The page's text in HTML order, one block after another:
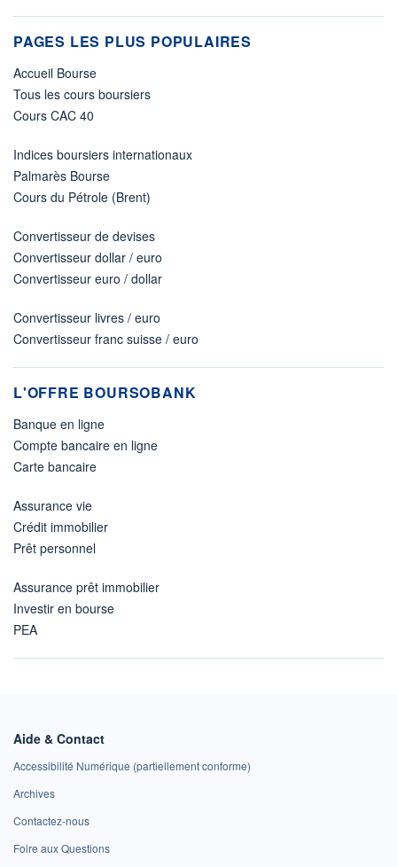
PAGES LES PLUS POPULAIRES
Accueil Bourse
Tous les cours boursiers
Cours CAC 40
Indices boursiers internationaux
Palmarès Bourse
Cours du Pétrole (Brent)
Convertisseur de devises
Convertisseur dollar / euro
Convertisseur euro / dollar
Convertisseur livres / euro
Convertisseur franc suisse / euro
L'OFFRE BOURSOBANK
Banque en ligne
Compte bancaire en ligne
Carte bancaire
Assurance vie
Crédit immobilier
Prêt personnel
Assurance prêt immobilier
Investir en bourse
PEA
Aide & Contact
Accessibilité Numérique (partiellement conforme)
Archives
Contactez-nous
Foire aux Questions